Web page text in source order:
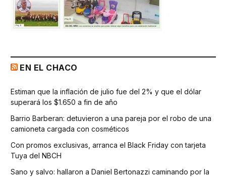
EN EL CHACO
Estiman que la inflación de julio fue del 2% y que el dólar
superará los $1.650 a fin de año
Barrio Barberan: detuvieron a una pareja por el robo de una
camioneta cargada con cosméticos
Con promos exclusivas, arranca el Black Friday con tarjeta
Tuya del NBCH
Sano y salvo: hallaron a Daniel Bertonazzi caminando por la